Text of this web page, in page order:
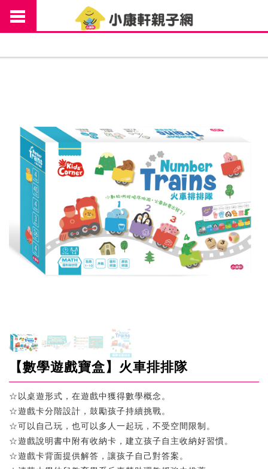
【數學遊戲寶盒】火車排排隊
☆以桌遊形式，在遊戲中獲得數學概念。
☆遊戲卡分階設計，鼓勵孩子持續挑戰。
☆可以自己玩，也可以多人一起玩，不受空間限制。
☆遊戲說明書中附有收納卡，建立孩子自主收納好習慣。
☆遊戲卡背面提供解答，讓孩子自己對答案。